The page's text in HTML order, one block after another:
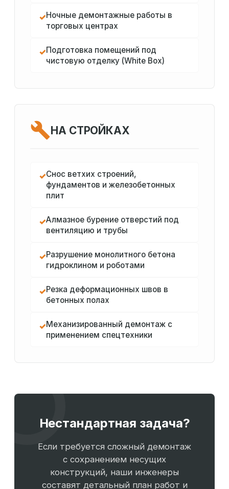
✓Ночные демонтажные работы в
торговых центрах
✓Подготовка помещений под
чистовую отделку (White Box)
НА СТРОЙКАХ
✓Снос ветхих строений,
фундаментов и железобетонных
плит
✓Алмазное бурение отверстий под
вентиляцию и трубы
✓Разрушение монолитного бетона
гидроклином и роботами
✓Резка деформационных швов в
бетонных полах
✓Механизированный демонтаж с
применением спецтехники
Нестандартная задача?
Если требуется сложный демонтаж
с сохранением несущих
конструкций, наши инженеры
составят детальный план работ и